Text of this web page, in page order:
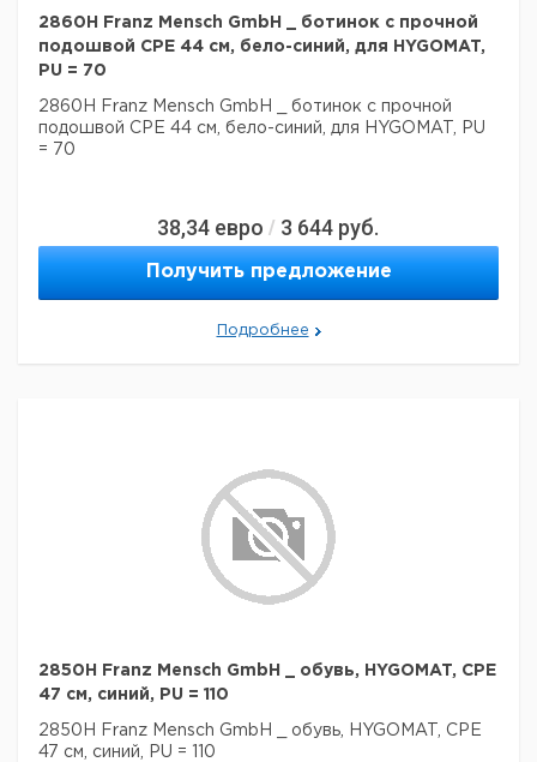
2860H Franz Mensch GmbH _ ботинок с прочной
подошвой CPE 44 см, бело-синий, для HYGOMAT,
PU = 70
2860H Franz Mensch GmbH _ ботинок с прочной
подошвой CPE 44 см, бело-синий, для HYGOMAT, PU
= 70
38,34 евро / 3 644 руб.
Получить предложение
Подробнее
2850H Franz Mensch GmbH _ обувь, HYGOMAT, CPE
47 см, синий, PU = 110
2850H Franz Mensch GmbH _ обувь, HYGOMAT, CPE
47 см, синий, PU = 110